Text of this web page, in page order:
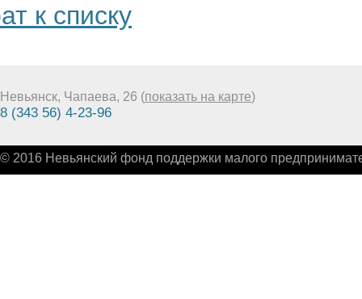
к списку
Невьянск, Чапаева, 26 (показать на карте)
8 (343 56) 4-23-96
© 2016 Невьянский фонд поддержки малого